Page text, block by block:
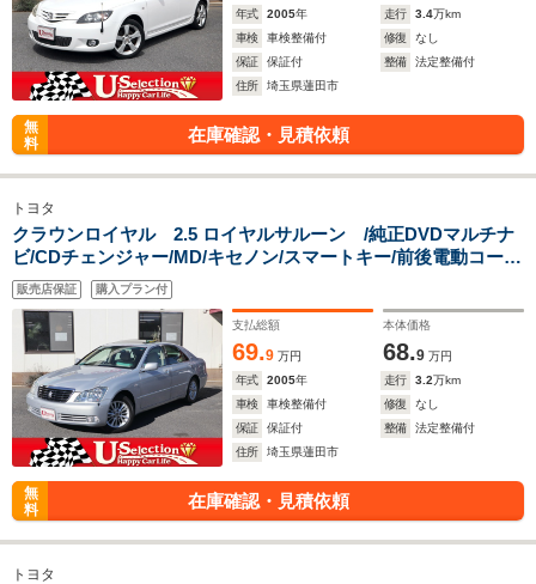
年式
2005年 走行 3.4万km
車検
車検整備付 修復
なし
保証
保証付 整備
法定整備付
住所
埼玉県蓮田市
無
料
在庫確認・見積依頼
トヨタ
クラウンロイヤル 2.5 ロイヤルサルーン /純正DVDマルチナ
ビ/CDチェンジャー/MD/キセノン/スマートキー/前後電動コーナ
ーポール/バックカメラ/クルーズコントロール/サンルーフ/純正
アルミ/ワンオーナー/ディーラー記録簿19枚
販売店保証 購入プラン付
支払総額
69.9 万円
本体価格
68.9 万円
年式
2005年 走行 3.2万km
車検
車検整備付 修復
なし
保証
保証付 整備
法定整備付
住所
埼玉県蓮田市
無
料
在庫確認・見積依頼
トヨタ